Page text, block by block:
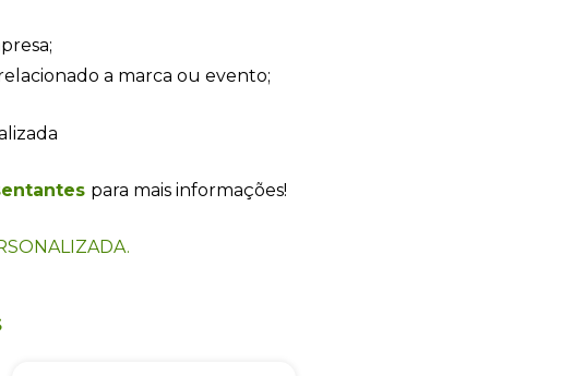
a marca ou evento;
para mais informações!